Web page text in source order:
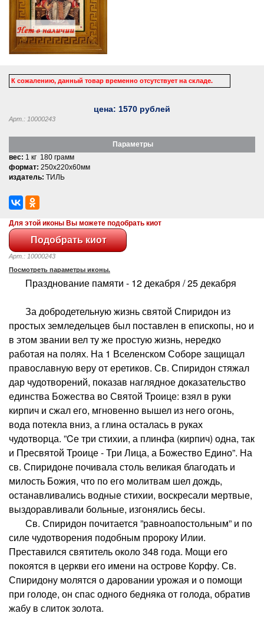
К сожалению, данный товар временно отсутствует на складе.
цена: 1570 рублей
Арт.: 10000243
Параметры
вес: 1 кг 180 грамм
формат: 250x220x60мм
издатель: ТИЛЬ
Для этой иконы Вы можете подобрать киот
Арт.: 10000243
Посмотреть параметры иконы.
Празднование памяти - 12 декабря / 25 декабря
За добродетельную жизнь святой Спиридон из
простых земледельцев был поставлен в епископы, но и
в этом звании вел ту же простую жизнь, нередко
работая на полях. На 1 Вселенском Соборе защищал
православную веру от еретиков. Св. Спиридон стяжал
дар чудотворений, показав наглядное доказательство
единства Божества во Святой Троице: взял в руки
кирпич и сжал его, мгновенно вышел из него огонь,
вода потекла вниз, а глина осталась в руках
чудотворца. ”Cе три стихии, а плинфа (кирпич) одна, так
и Пресвятой Троице - Три Лица, а Божество Едино”. На
св. Спиридоне почивала столь великая благодать и
милость Божия, что по его молитвам шел дождь,
останавливались водные стихии, воскресали мертвые,
выздоравливали больные, изгонялись бесы.
Св. Спиридон почитается ”равноапостольным” и по
силе чудотворения подобным пророку Илии.
Преставился святитель около 348 года. Мощи его
покоятся в церкви его имени на острове Корфу. Св.
Спиридону молятся о даровании урожая и о помощи
при голоде, он спас одного бедняка от голода, обратив
жабу в слиток золота.